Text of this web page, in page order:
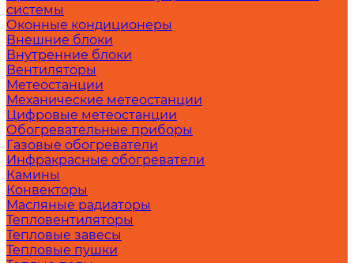
системы
Оконные кондиционеры
Внешние блоки
Внутренние блоки
Вентиляторы
Метеостанции
Механические метеостанции
Цифровые метеостанции
Обогревательные приборы
Газовые обогреватели
Инфракрасные обогреватели
Камины
Конвекторы
Масляные радиаторы
Тепловентиляторы
Тепловые завесы
Тепловые пушки